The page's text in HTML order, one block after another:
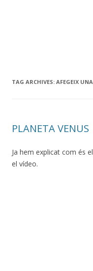
TAG ARCHIVES: AFEGEIX
PLANETA VENUS
Ja hem explicat com és
el vídeo.